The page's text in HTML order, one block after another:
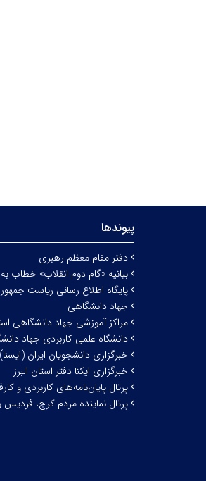
پیوندها
دفتر مقام معظم رهبری
بیانیه «گام دوم انقلاب» خطاب
پایگاه اطلاع رسانی ریاست
جهاد دانشگاهی
مراکز آموزشی جهاد دانشگاهی
دانشگاه علمی کاربردی جهاد
خبرگزاری دانشجویان ایران
خبرگزاری ایکنا دفتر استان البرز
پرتال پایان‌نامه‌های کاربردی و
پرتال نماینده مردم کرج، فردیس